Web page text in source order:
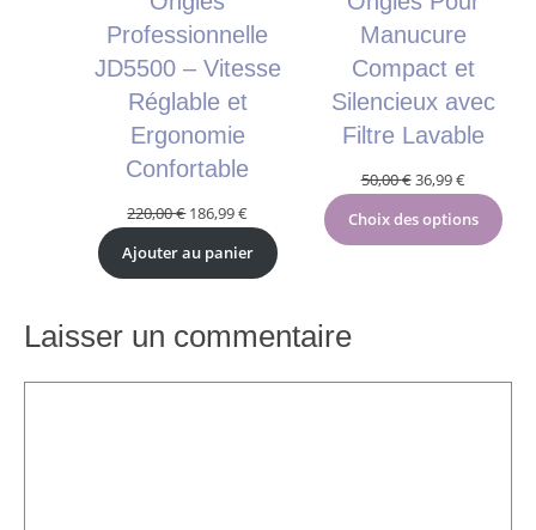
Professionnelle
JD5500 – Vitesse
Réglable et
Ergonomie
Confortable
220,00€ Le
initial
186,99€Le
prix
actuel
186,99 €.
Ajouter au panier
Manucure
Compact et
Silencieux avec
Filtre Lavable
50,00€Le
initial
36,99€Le
prix
actuel
Choix des options
Laisser un commentaire